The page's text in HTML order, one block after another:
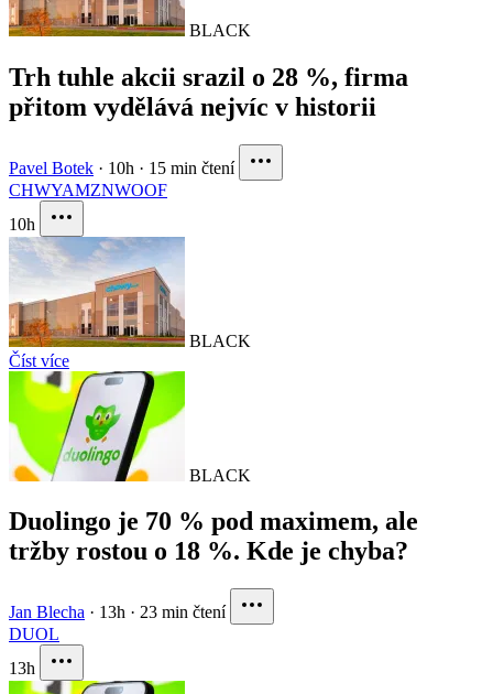
BLACK
Trh tuhle akcii srazil o 28 %, firma
přitom vydělává nejvíc v historii
Pavel Botek · 10h · 15 min čtení
CHWYAMZNWOOF
10h
BLACK
Číst více
BLACK
Duolingo je 70 % pod maximem, ale
tržby rostou o 18 %. Kde je chyba?
Jan Blecha · 13h · 23 min čtení
DUOL
13h